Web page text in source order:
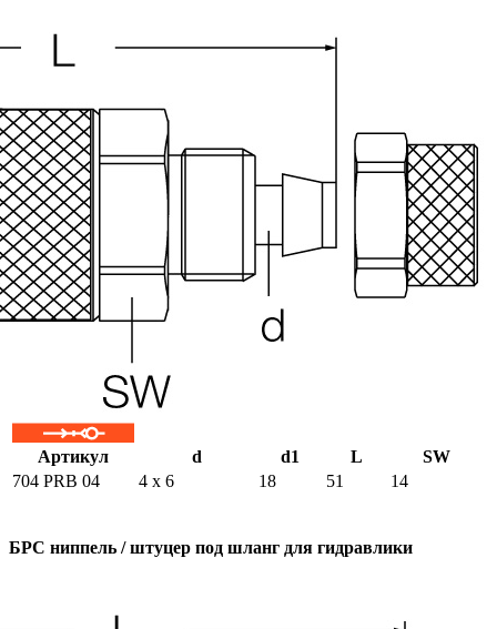
Артикул d d1 L
SW
704 PRB 04
4 х 6 18 51 14
БРС ниппель / штуцер под шланг для гидравлики